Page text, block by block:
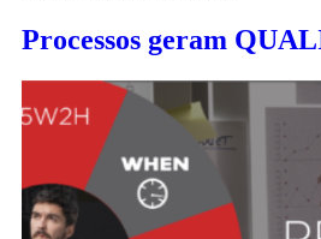
Processos geram